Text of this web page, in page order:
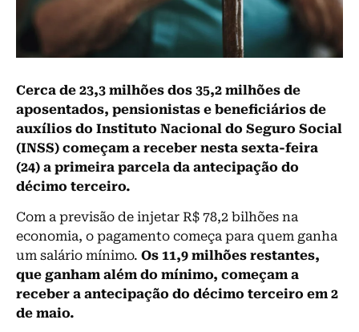
Cerca de 23,3 milhões dos 35,2 milhões de
aposentados, pensionistas e beneficiários de
auxílios do Instituto Nacional do Seguro Social
(INSS) começam a receber nesta sexta-feira
(24) a primeira parcela da antecipação do
décimo terceiro.
Com a previsão de injetar R$ 78,2 bilhões na
economia, o pagamento começa para quem ganha
um salário mínimo. Os 11,9 milhões restantes,
que ganham além do mínimo, começam a
receber a antecipação do décimo terceiro em 2
de maio.